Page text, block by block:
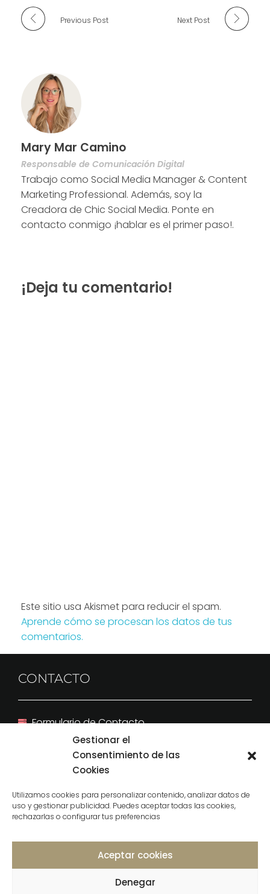
Gestionar el
Consentimiento de las
Cookies
Utilizamos cookies para personalizar contenido, analizar datos de
uso y gestionar publicidad. Puedes aceptar todas las cookies,
rechazarlas o configurar tus preferencias
Aceptar cookies
Denegar
Previous Post Next Post
Mary Mar Camino
Responsable de Comunicación Digital
Trabajo como Social Media Manager & Content
Marketing Professional. Además, soy la
Creadora de Chic Social Media. Ponte en
contacto conmigo ¡hablar es el primer paso!.
¡Deja tu comentario!
Este sitio usa Akismet para reducir el spam.
Aprende cómo se procesan los datos de tus
comentarios.
CONTACTO
Formulario de Contacto
(+34) 646 238 755
hola@chicsocialmedia.com
Benalmádena, Málaga. España
English
MÁS INFORMACIÓN